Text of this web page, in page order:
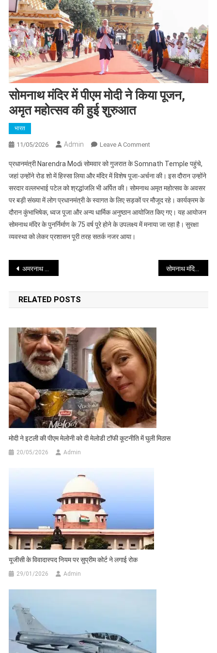
सोमनाथ मंदिर में पीएम मोदी ने किया पूजन,
अमृत महोत्सव की हुई शुरुआत
भारत
11/05/2026 Admin Leave A CommentOn
मंदिर
में
पीएम
मोदी
ने
किया
प्रधानमंत्री Narendra Modi सोमवार को गुजरात के Somnath Temple पहुंचे,
जहां उन्होंने रोड शो में हिस्सा लिया और मंदिर में विशेष पूजा-अर्चना की। इस दौरान उन्होंने
सरदार वल्लभभाई पटेल को श्रद्धांजलि भी अर्पित की। सोमनाथ अमृत महोत्सव के अवसर
पर बड़ी संख्या में लोग प्रधानमंत्री के स्वागत के लिए सड़कों पर मौजूद रहे। कार्यक्रम के
दौरान कुंभाभिषेक, ध्वज पूजा और अन्य धार्मिक अनुष्ठान आयोजित किए गए। यह आयोजन
सोमनाथ मंदिर के पुनर्निर्माण के 75 वर्ष पूरे होने के उपलक्ष्य में मनाया जा रहा है। सुरक्षा
व्यवस्था को लेकर प्रशासन पूरी तरह सतर्क नजर आया।
Post
navigation
अमरनाथ यात्रा से पहले सुरक्षा एजेंसियां सतर्क, पंजाब-जम्मू बॉर्डर पर बढ़ाई गई निगरानी सोमनाथ मंदिर समारोह में पीएम मोदी का संबोधन
RELATED POSTS
मोदी ने इटली की पीएम मेलोनी को दी मेलोडी टॉफी कूटनीति में घुली मिठास
20/05/2026 Admin
यूजीसी के विवादास्पद नियम पर सुप्रीम कोर्ट ने लगाई रोक
29/01/2026 Admin